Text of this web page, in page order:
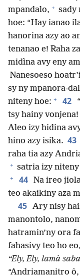
mpandalo, + sady
hoe: “Hay ianao
hanorina azy ao
tenanao e! Raha
midìna avy eny
Nanesoeso
sy ny mpanora-
niteny hoe: + 42
tsy hainy vonjena!
Aleo izy hidina
hino azy isika. 43
raha tia azy
+ satria izy niteny
+ 44 Na ireo
teo akaikiny aza
45 Ary nisy
manontolo,
hatramin’ny ora
fahasivy teo ho
“Ely, Ely, lamà
“Andriamanitro